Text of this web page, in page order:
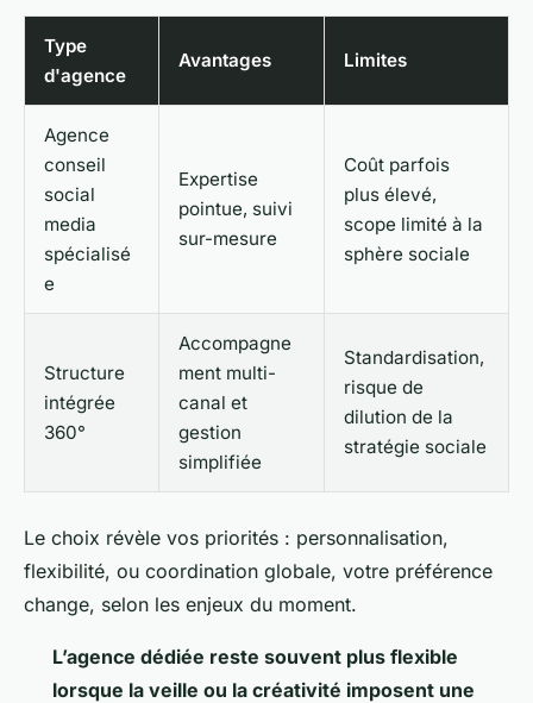
Type
d'agence
Avantages Limites
Agence
conseil
social
media
spécialisé
e
Expertise
pointue, suivi
sur-mesure
Coût parfois
plus élevé,
scope limité à la
sphère sociale
Structure
intégrée
360°
Accompagne
ment multi-
canal et
gestion
simplifiée
Standardisation,
risque de
dilution de la
stratégie sociale
Le choix révèle vos priorités : personnalisation,
flexibilité, ou coordination globale, votre préférence
change, selon les enjeux du moment.
L’agence dédiée reste souvent plus flexible
lorsque la veille ou la créativité imposent une